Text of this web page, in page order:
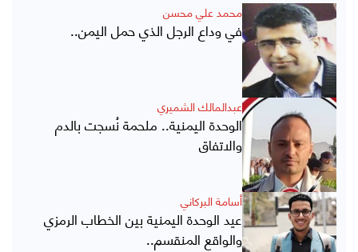
محمد علي محسن
في وداع الرجل الذي حمل اليمن..
عبدالمالك الشميري
الوحدة اليمنية.. ملحمة نُسجت بالدم
والاتفاق
أسامة البركاني
عيد الوحدة اليمنية بين الخطاب الرمزي
والواقع المنقسم..